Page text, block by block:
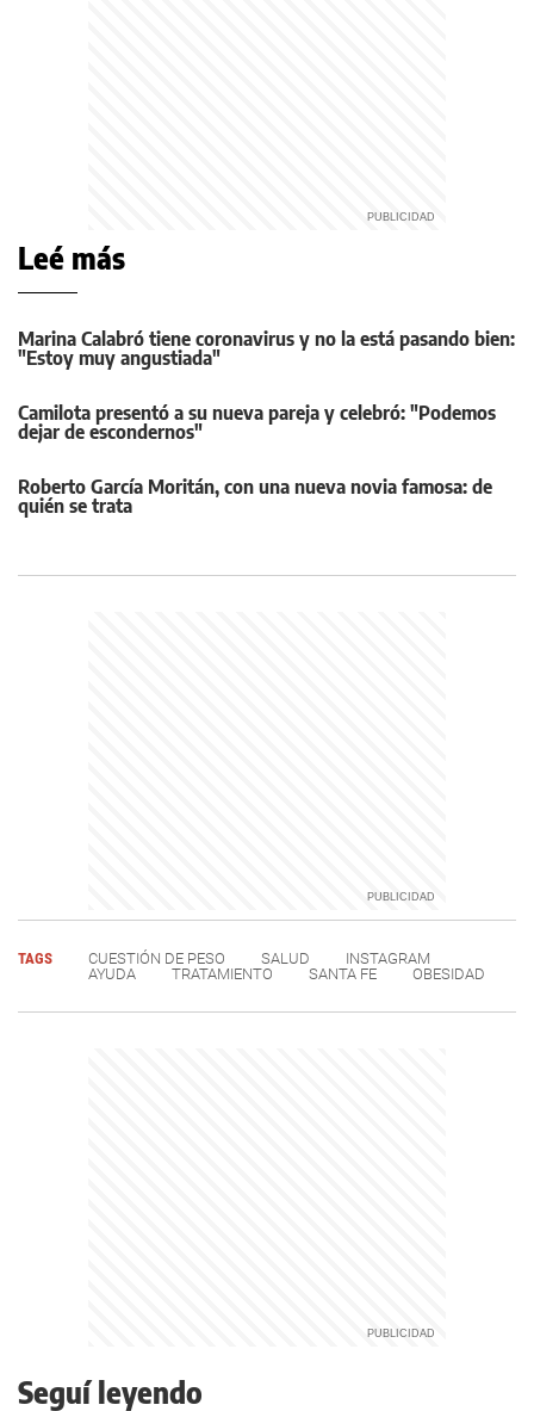
Leé más
Marina Calabró tiene coronavirus y no la está pasando bien:
"Estoy muy angustiada"
Camilota presentó a su nueva pareja y celebró: "Podemos
dejar de escondernos"
Roberto García Moritán, con una nueva novia famosa: de
quién se trata
TAGS CUESTIÓN DE PESO SALUD
INSTAGRAM
AYUDA
TRATAMIENTO SANTA FE OBESIDAD
Seguí leyendo